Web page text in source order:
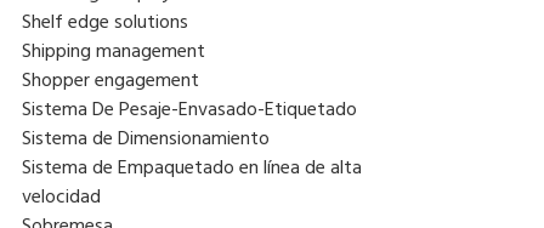
Shelf edge solutions
Shipping management
Shopper engagement
Sistema De Pesaje-Envasado-Etiquetado
Sistema de Dimensionamiento
Sistema de Empaquetado en línea de alta
velocidad